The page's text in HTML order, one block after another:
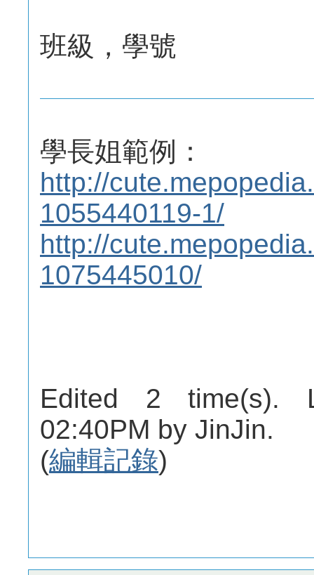
班級，學號
學長姐範例：
http://
1055440119-1/
http://
1075445010/
Edited 2 time(s).
02:40PM by JinJin.
(編輯記錄)